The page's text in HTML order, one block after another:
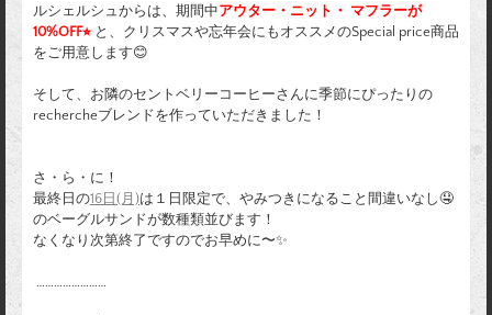
ルシェルシュからは、期間中アウター・ニット・ マフラーが
10%OFF⭐︎ と、クリスマスや忘年会にもオススメのSpecial price商品
をご用意します😊
そして、お隣のセントベリーコーヒーさんに季節にぴったりの
rechercheブレンドを作っていただきました！
さ・ら・に！
最終日の16日(月)は１日限定で、やみつきになること間違いなし🤤
のベーグルサンドが数種類並びます！
なくなり次第終了ですのでお早めに〜✨
……………………